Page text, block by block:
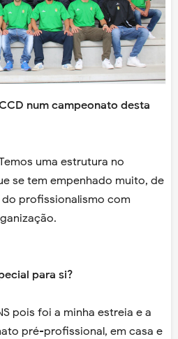
num campeonato desta
uma estrutura no
se tem empenhado muito, de
profissionalismo com
para si?
pois foi a minha estreia e a
pré-profissional, em casa e